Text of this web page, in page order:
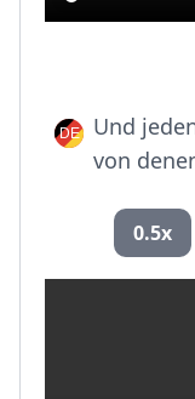
Und
von
0.5x